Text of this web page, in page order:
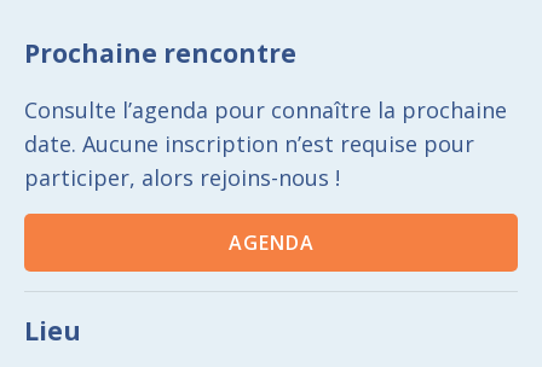
Prochaine rencontre
Consulte l’agenda pour connaître la prochaine
date. Aucune inscription n’est requise pour
participer, alors rejoins-nous !
AGENDA
Lieu